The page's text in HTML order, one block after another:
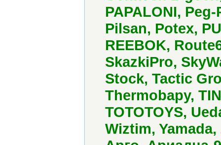
PAPALONI,
Pilsan, Potex,
REEBOK,
SkazkiPro,
Stock, Tactic
Thermobapy,
TOTOTOYS,
Wiztim,